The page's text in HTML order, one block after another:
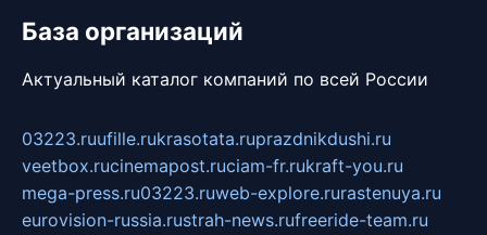
База организаций
Актуальный каталог компаний по всей России
03223.ruufille.rukrasotata.ruprazdnikdushi.ru
veetbox.rucinemapost.ruciam-fr.rukraft-you.ru
mega-press.ru03223.ruweb-explore.rurastenuya.ru
eurovision-russia.rustrah-news.rufreeride-team.ru